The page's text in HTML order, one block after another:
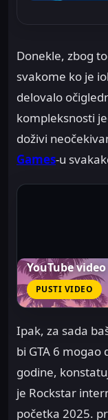
Donekle, zbog
svakome ko je
delovalo
kompleksnosti
doživi
Games-u
YouTube video
PUSTI VIDEO
Ipak, za sada
bi GTA 6 mogao
godine,
je Rockstar
početka 2025.